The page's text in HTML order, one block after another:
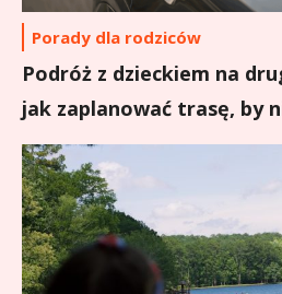
Porady dla rodziców
Podróż z dzieckiem na
jak zaplanować trasę, by